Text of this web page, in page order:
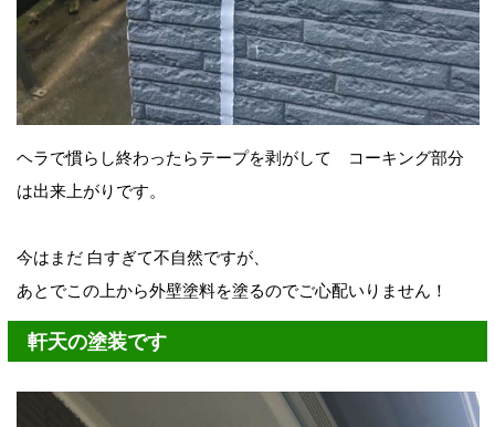
ヘラで慣らし終わったらテープを剥がして コーキング部分
は出来上がりです。
今はまだ 白すぎて不自然ですが、
あとでこの上から外壁塗料を塗るのでご心配いりません！
軒天の塗装です